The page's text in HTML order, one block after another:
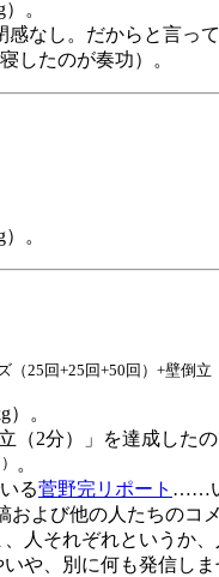
。
感なし。だからと言
したのが奏功）。
。
（25回+25回+50回）+壁倒立
。
（2分）」を達成した
。
る菅野完リポート ……い
および他の人たちの
人それぞれというか
いや、別に何も発信しま